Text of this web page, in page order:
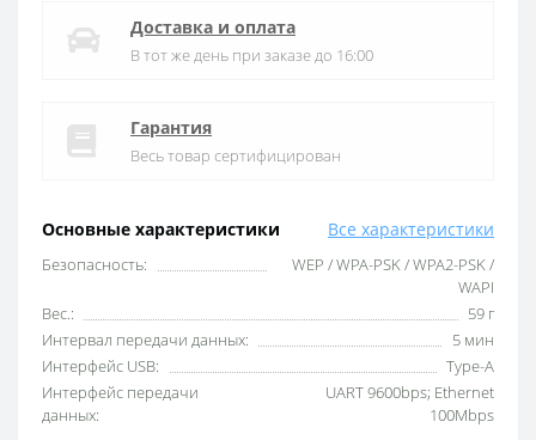
Основные характеристики Все характеристики
Безопасность:
WEP / WPA-PSK / WPA2-PSK /
WAPI
Вес.:
59 г
Интервал передачи данных:
5 мин
Интерфейс USB:
Type-A
Интерфейс передачи
данных:
UART 9600bps; Ethernet
100Mbps
Доставка и оплата
В тот же день при заказе до 16:00
Гарантия
Весь товар сертифицирован